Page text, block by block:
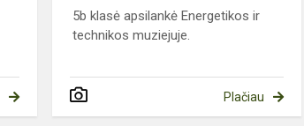
5b klasė apsilankė Energetikos ir
technikos muziejuje.
Plačiau